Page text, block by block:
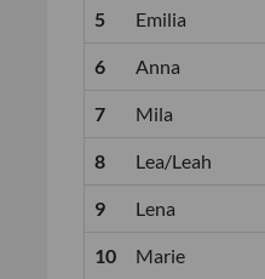
5 Emilia
6 Anna
7 Mila
8 Lea/Leah
9 Lena
10 Marie